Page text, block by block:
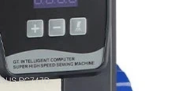
PC747D